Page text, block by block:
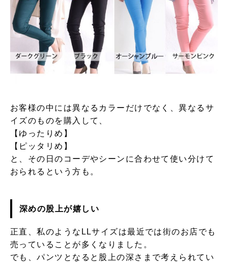
お客様の中には異なるカラーだけでなく、異なるサ
イズのものを購入して、
【ゆったりめ】
【ピッタリめ】
と、その日のコーデやシーンに合わせて使い分けて
おられるという方も。
深めの股上が嬉しい
正直、私のようなLLサイズは最近では街のお店でも
売っていることが多くなりました。
でも、パンツとなると股上の深さまで考えられてい